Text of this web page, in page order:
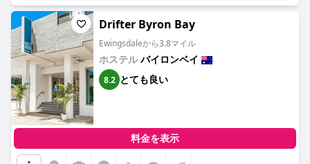
Drifter Byron Bay
Ewingsdaleから3.8マイル
ホステルバイロンベイ
8.2 とても良い
料金を表示